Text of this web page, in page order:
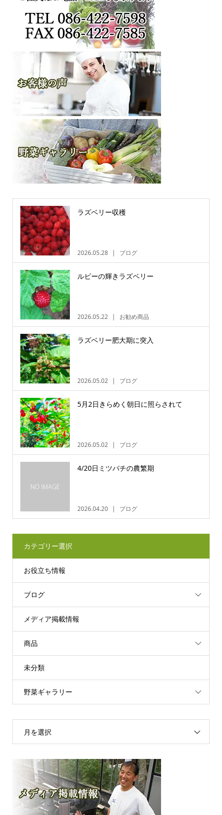
ラズベリー収穫
2026.05.28 ブログ
ルビーの輝きラズベリー
2026.05.22 お勧め商品
ラズベリー肥大期に突入
2026.05.02 ブログ
5月2日きらめく朝日に照らされて
2026.05.02 ブログ
4/20日ミツバチの農繁期
2026.04.20 ブログ
カテゴリー選択
お役立ち情報
ブログ
メディア掲載情報
商品
未分類
野菜ギャラリー
月を選択